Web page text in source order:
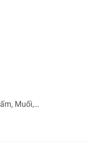
Muối,…